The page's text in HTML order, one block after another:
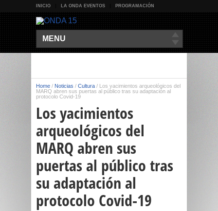
INICIO LA ONDA EVENTOS PROGRAMACIÓN
MENU
Home / Noticias / Cultura / Los yacimientos arqueológicos del
MARQ abren sus puertas al público tras su adaptación al
protocolo Covid-19
Los yacimientos
arqueológicos del
MARQ abren sus
puertas al público tras
su adaptación al
protocolo Covid-19